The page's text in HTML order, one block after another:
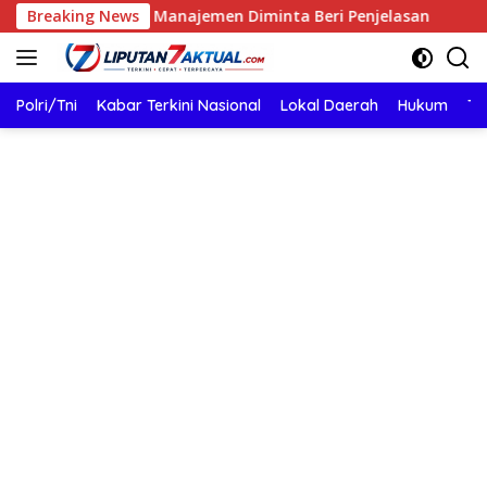
Langsung
ke
konten
Breaking News
Sorotan, Manajemen Diminta Beri Penjelasan Si
Polri/Tni Kabar Terkini Nasional Lokal Daerah Hukum